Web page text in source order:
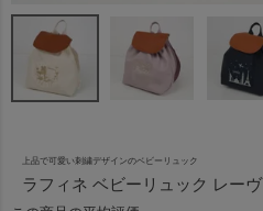
上品で可愛い刺繍デザインのベビーリュック
ラフィネ ベビーリュック レーヴ